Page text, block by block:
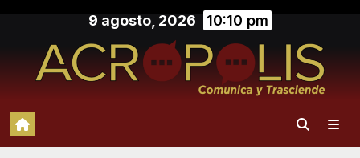
contenido
9 agosto, 2026 10:10 pm